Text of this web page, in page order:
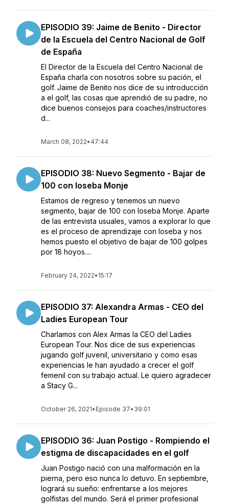
EPISODIO 39: Jaime de Benito - Director
de la Escuela del Centro Nacional de Golf
de España
El Director de la Escuela del Centro Nacional de
España charla con nosotros sobre su pación, el
golf. Jaime de Benito nos dice de su introducción
a el golf, las cosas que aprendió de su padre, no
dice buenos consejos para coaches/instructores
d...
March 08, 2022• 47:44
EPISODIO 38: Nuevo Segmento - Bajar de
100 con Ioseba Monje
Estamos de regreso y tenemos un nuevo
segmento, bajar de 100 con Ioseba Monje. Aparte
de las entrevista usuales, vamos a explorar lo que
es el proceso de aprendizaje con Ioseba y nos
hemos puesto el objetivo de bajar de 100 golpes
por 18 hoyos....
February 24, 2022• 15:17
EPISODIO 37: Alexandra Armas - CEO del
Ladies European Tour
Charlamos con Alex Armas la CEO del Ladies
European Tour. Nos dice de sus experiencias
jugando golf juvenil, universitario y como esas
experiencias le han ayudado a crecer el golf
femenil con su trabajo actual. Le quiero agradecer
a Stacy G...
October 26, 2021• Episode 37• 39:01
EPISODIO 36: Juan Postigo - Rompiendo el
estigma de discapacidades en el golf
Juan Postigo nació con una malformación en la
pierna, pero eso nunca lo detuvo. En septiembre,
logrará su sueño: enfrentarse a los mejores
golfistas del mundo. Será el primer profesional